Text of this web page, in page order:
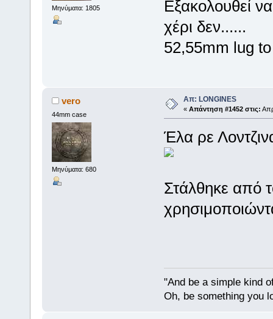
Μηνύματα: 1805
Εξακολουθεί
χέρι δεν......
52,55mm lug
vero
44mm case
Μηνύματα: 680
Απ: LONGINES
« Απάντηση #1452 στις:
Έλα ρε
Στάλθηκε από
"And be a simple kind
Oh, be something you